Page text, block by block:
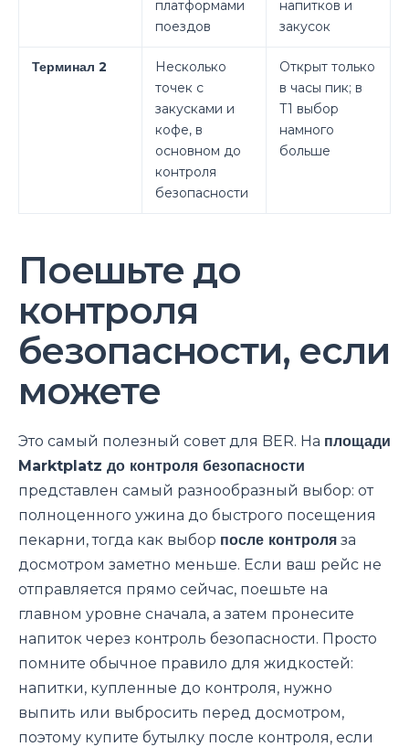
платформами
поездов
напитков и
закусок
Терминал 2
Несколько
точек с
закусками и
кофе, в
основном до
контроля
безопасности
Открыт только
в часы пик; в
Т1 выбор
намного
больше
Поешьте до
контроля
безопасности, если
можете
Это самый полезный совет для BER. На площади
Marktplatz до контроля безопасности
представлен самый разнообразный выбор: от
полноценного ужина до быстрого посещения
пекарни, тогда как выбор после контроля за
досмотром заметно меньше. Если ваш рейс не
отправляется прямо сейчас, поешьте на
главном уровне сначала, а затем пронесите
напиток через контроль безопасности. Просто
помните обычное правило для жидкостей:
напитки, купленные до контроля, нужно
выпить или выбросить перед досмотром,
поэтому купите бутылку после контроля, если